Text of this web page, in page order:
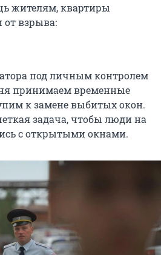
жителям, квартиры
от взрыва:
под личным контролем
принимаем временные
к замене выбитых окон.
задача, чтобы люди на
с открытыми окнами.